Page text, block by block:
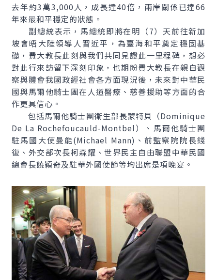
去年約3萬3,000人，成長達40倍，兩岸關係已達66
年來最和平穩定的狀態。
副總統表示，馬總統即將在明（7）天前往新加
坡會晤大陸領導人習近平，為臺海和平奠定穩固基
礎，費大教長此刻與我們共同見證此一里程碑，想必
對此行來訪留下深刻印象，也期盼費大教長在親自觀
察與體會我國政經社會各方面現況後，未來對中華民
國與馬爾他騎士團在人道醫療、慈善援助等方面的合
作更具信心。
包括馬爾他騎士團衛生部長蒙特貝（Dominique
De La Rochefoucauld-Montbel）、馬爾他騎士團
駐馬國大使曼能(Michael Mann)、前監察院院長錢
復、外交部次長柯森耀、世界民主自由聯盟中華民國
總會長饒穎奇及駐華外國使節等均出席是項晚宴。